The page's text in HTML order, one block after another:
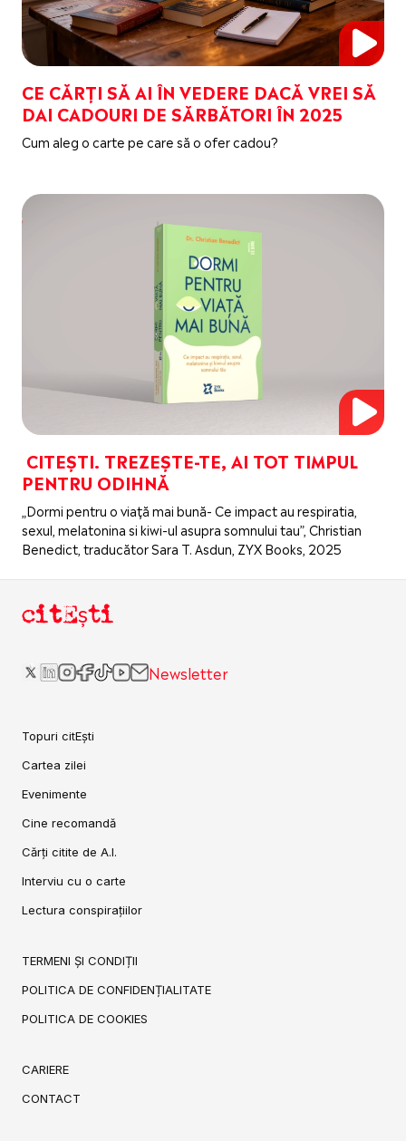
CE CĂRȚI SĂ AI ÎN VEDERE DACĂ VREI SĂ
DAI CADOURI DE SĂRBĂTORI ÎN 2025
Cum aleg o carte pe care să o ofer cadou?
CITEȘTI. TREZEȘTE-TE, AI TOT TIMPUL
PENTRU ODIHNĂ
„Dormi pentru o viață mai bună- Ce impact au respiratia,
sexul, melatonina si kiwi-ul asupra somnului tau”, Christian
Benedict, traducător Sara T. Asdun, ZYX Books, 2025
citEști
Newsletter
Topuri citEști
Cartea zilei
Evenimente
Cine recomandă
Cărți citite de A.I.
Interviu cu o carte
Lectura conspirațiilor
TERMENI ȘI CONDIȚII
POLITICA DE CONFIDENȚIALITATE
POLITICA DE COOKIES
CARIERE
CONTACT